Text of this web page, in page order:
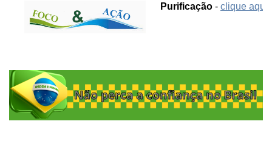
Purificação - clique